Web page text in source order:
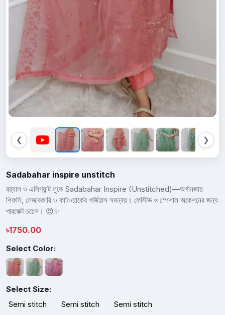
❮ ❯
Sadabahar inspire unstitch
রয়্যাল ও এলিগ্যান্ট লুকে Sadabahar Inspire (Unstitched)—অর্গানজায়
শিফলি, লেজারকারি ও কাটওয়ার্কের গর্জিয়াস সমন্বয়। ফেস্টিভ ও স্পেশাল অকেশনের জন্য
পারফেক্ট চয়েস। 😍✨
৳1750.00
Select Color:
Select Size:
Semi stitch
Semi stitch Semi stitch